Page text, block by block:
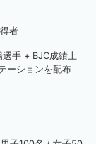
者
手 + BJC成績上
ーションを配布